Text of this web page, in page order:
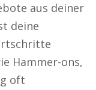
aus deiner
deine
Hammer-ons,
oft